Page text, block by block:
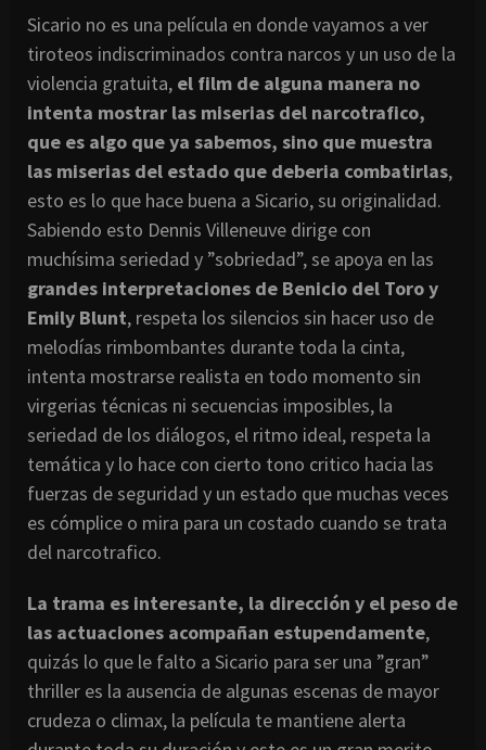
Sicario no es una película en donde vayamos a ver
tiroteos indiscriminados contra narcos y un uso de la
violencia gratuita, el film de alguna manera no
intenta mostrar las miserias del narcotrafico,
que es algo que ya sabemos, sino que muestra
las miserias del estado que deberia combatirlas,
esto es lo que hace buena a Sicario, su originalidad.
Sabiendo esto Dennis Villeneuve dirige con
muchísima seriedad y ”sobriedad”, se apoya en las
grandes interpretaciones de Benicio del Toro y
Emily Blunt, respeta los silencios sin hacer uso de
melodías rimbombantes durante toda la cinta,
intenta mostrarse realista en todo momento sin
virgerias técnicas ni secuencias imposibles, la
seriedad de los diálogos, el ritmo ideal, respeta la
temática y lo hace con cierto tono critico hacia las
fuerzas de seguridad y un estado que muchas veces
es cómplice o mira para un costado cuando se trata
del narcotrafico.
La trama es interesante, la dirección y el peso de
las actuaciones acompañan estupendamente,
quizás lo que le falto a Sicario para ser una ”gran”
thriller es la ausencia de algunas escenas de mayor
crudeza o climax, la película te mantiene alerta